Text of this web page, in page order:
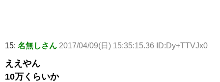
15: 名無しさん 2017/04/09(日) 15:35:15.36 ID:Dy+TTVJx0
ええやん
10万くらいか